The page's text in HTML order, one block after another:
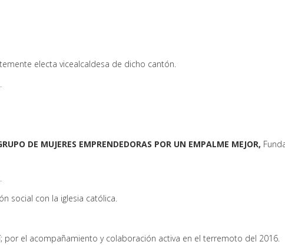
electa vicealcaldesa de dicho cantón.
DE MUJERES EMPRENDEDORAS POR UN EMPALME MEJOR,
social con la iglesia católica.
por el acompañamiento y colaboración activa en el terremoto del 2016.